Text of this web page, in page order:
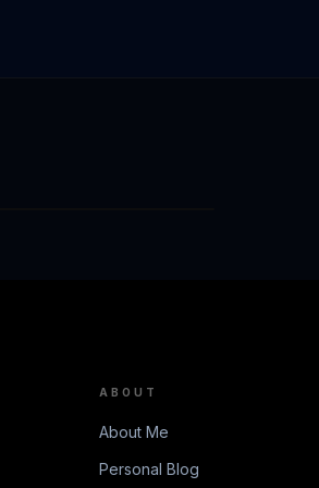
ABOUT
About Me
Personal Blog